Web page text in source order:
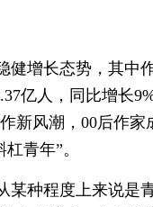
健增长态势，其中
亿人，同比增长
新风潮，00后作家
青年”。
某种程度上来说是